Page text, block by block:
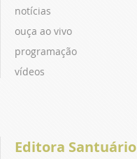
notícias
ouça ao vivo
programação
vídeos
Editora Santuário